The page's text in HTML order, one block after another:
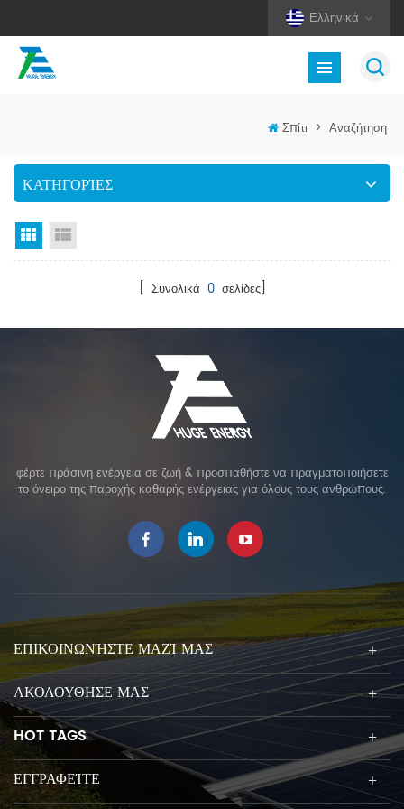
Ελληνικά
Σπίτι > Αναζήτηση
ΚΑΤΗΓΟΡΊΕΣ
Προβολή πλέγματος
[ Συνολικά 0σελίδες]
φέρτε πράσινη ενέργεια σε ζωή & προσπαθήστε να πραγματοποιήσετε
το όνειρο της παροχής καθαρής ενέργειας για όλους τους ανθρώπους.
ΕΠΙΚΟΙΝΩΝΉΣΤΕ ΜΑΖΊ ΜΑΣ
ΑΚΟΛΟΥΘΗΣΕ ΜΑΣ
HOT TAGS
ΕΓΓΡΑΦΕΊΤΕ